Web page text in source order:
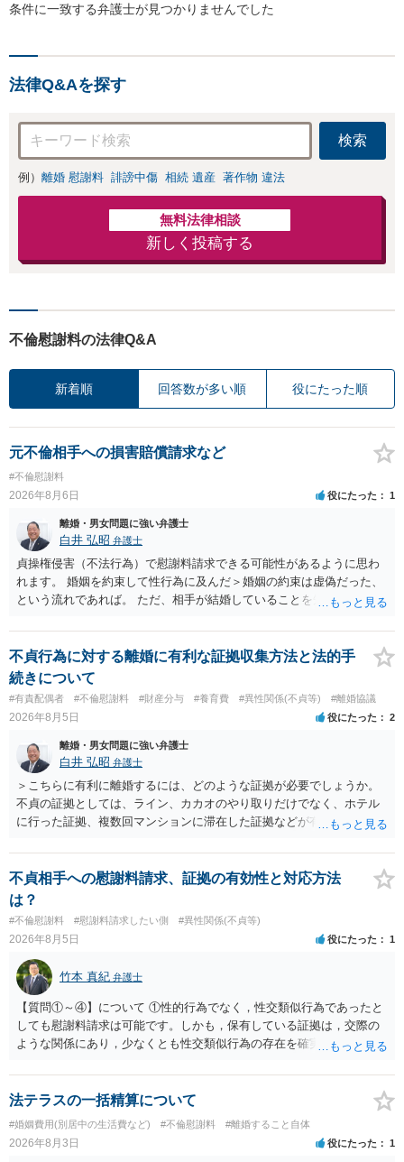
条件に一致する弁護士が見つかりませんでした
法律Q&Aを探す
検索
例） 離婚 慰謝料 誹謗中傷 相続 遺産 著作物 違法
無料法律相談
新しく投稿する
不倫慰謝料の法律Q&A
新着順 回答数が多い順 役にたった順
元不倫相手への損害賠償請求など
#不倫慰謝料
2026年8月6日 役にたった 1
離婚・男女問題に強い弁護士
白井 弘昭 弁護士
貞操権侵害（不法行為）で慰謝料請求できる可能性があるように思わ
れます。 婚姻を約束して性行為に及んだ＞婚姻の約束は虚偽だった、
という流れであれば。 ただ、相手が結婚していることを知って行為に
性も認められそうですので、あまり慰謝料は高額にならないように思
われます。 一度、最寄りの弁護士に相談してみてください。
不貞行為に対する離婚に有利な証拠収集方法と法的手
続きについて
#有責配偶者 #不倫慰謝料 #財産分与 #養育費 #異性関係(不貞等) #離婚協議
2026年8月5日 役にたった 2
離婚・男女問題に強い弁護士
白井 弘昭 弁護士
＞こちらに有利に離婚するには、どのような証拠が必要でしょうか。
不貞の証拠としては、ライン、カカオのやり取りだけでなく、ホテル
に行った証拠、複数回マンションに滞在した証拠などが有効です。 不
婚する、慰謝料をとるなど）ことができると思われます。 ただし、不
貞発覚後、長期間同居を続けると、不貞を許したとの評価につながる
場合がありますので、ご注意ください。 以上、ご参考まで。
不貞相手への慰謝料請求、証拠の有効性と対応方法
は？
#不倫慰謝料 #慰謝料請求したい側 #異性関係(不貞等)
2026年8月5日 役にたった 1
竹本 真紀 弁護士
【質問①～④】について ①性的行為でなく，性交類似行為であったと
しても慰謝料請求は可能です。しかも，保有している証拠は，交際の
ような関係にあり，少なくとも性交類似行為の存在を確実に証明でき
ことを窺わせるものです。）。ですから，慰謝料請求を進めることで
よいと思います。 ただ．慰謝料額については，婚姻破綻に至っていな
いとして，この点を考慮されることになるかもしれません。 ②夫との
今後のことを考えて書いてもらうか否かを検討するのがよいと思いま
す。今ある証拠以上のことを証明（証明力を強めることも含む）でき
法テラスの一括精算について
#婚姻費用(別居中の生活費など) #不倫慰謝料 #離婚すること自体
2026年8月3日 役にたった 1